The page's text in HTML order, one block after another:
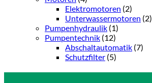
Elektromotoren (2)
Unterwassermotoren (2)
Pumpenhydraulik (1)
Pumpentechnik (12)
Abschaltautomatik (7)
Schutzfilter (5)